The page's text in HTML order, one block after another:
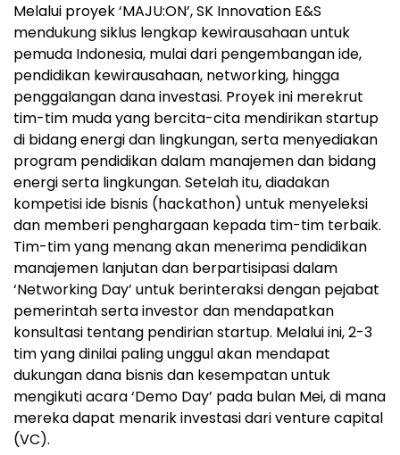
Melalui proyek ‘MAJU:ON’, SK Innovation E&S
mendukung siklus lengkap kewirausahaan untuk
pemuda Indonesia, mulai dari pengembangan ide,
pendidikan kewirausahaan, networking, hingga
penggalangan dana investasi. Proyek ini merekrut
tim-tim muda yang bercita-cita mendirikan startup
di bidang energi dan lingkungan, serta menyediakan
program pendidikan dalam manajemen dan bidang
energi serta lingkungan. Setelah itu, diadakan
kompetisi ide bisnis (hackathon) untuk menyeleksi
dan memberi penghargaan kepada tim-tim terbaik.
Tim-tim yang menang akan menerima pendidikan
manajemen lanjutan dan berpartisipasi dalam
‘Networking Day’ untuk berinteraksi dengan pejabat
pemerintah serta investor dan mendapatkan
konsultasi tentang pendirian startup. Melalui ini, 2-3
tim yang dinilai paling unggul akan mendapat
dukungan dana bisnis dan kesempatan untuk
mengikuti acara ‘Demo Day’ pada bulan Mei, di mana
mereka dapat menarik investasi dari venture capital
(VC).